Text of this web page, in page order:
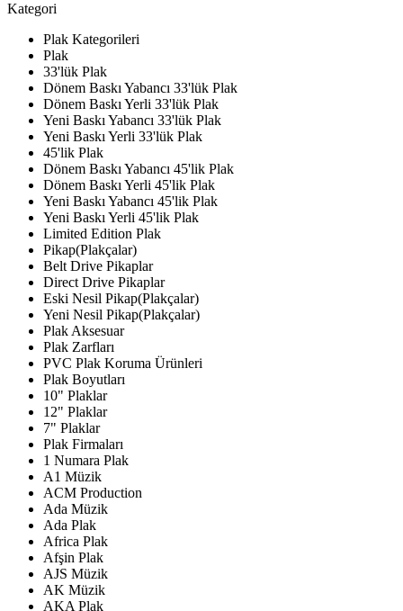
Kategori
Plak Kategorileri
Plak
33'lük Plak
Dönem Baskı Yabancı 33'lük Plak
Dönem Baskı Yerli 33'lük Plak
Yeni Baskı Yabancı 33'lük Plak
Yeni Baskı Yerli 33'lük Plak
45'lik Plak
Dönem Baskı Yabancı 45'lik Plak
Dönem Baskı Yerli 45'lik Plak
Yeni Baskı Yabancı 45'lik Plak
Yeni Baskı Yerli 45'lik Plak
Limited Edition Plak
Pikap(Plakçalar)
Belt Drive Pikaplar
Direct Drive Pikaplar
Eski Nesil Pikap(Plakçalar)
Yeni Nesil Pikap(Plakçalar)
Plak Aksesuar
Plak Zarfları
PVC Plak Koruma Ürünleri
Plak Boyutları
10" Plaklar
12" Plaklar
7" Plaklar
Plak Firmaları
1 Numara Plak
A1 Müzik
ACM Production
Ada Müzik
Ada Plak
Africa Plak
Afşin Plak
AJS Müzik
AK Müzik
AKA Plak